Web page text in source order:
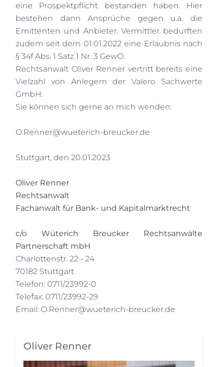
eine Prospektpflicht bestanden haben. Hier
bestehen dann Ansprüche gegen u.a. die
Emittenten und Anbieter. Vermittler bedurften
zudem seit dem 01.01.2022 eine Erlaubnis nach
§ 34f Abs. 1 Satz 1 Nr. 3 GewO.
Rechtsanwalt Oliver Renner vertritt bereits eine
Vielzahl von Anlegern der Valero Sachwerte
GmbH.
Sie können sich gerne an mich wenden:
O.Renner@wueterich-breucker.de
Stuttgart, den 20.01.2023
Oliver Renner
Rechtsanwalt
Fachanwalt für Bank- und Kapitalmarktrecht
c/o Wüterich Breucker Rechtsanwälte
Partnerschaft mbH
Charlottenstr. 22 - 24
70182 Stuttgart
Telefon: 0711/23992-0
Telefax: 0711/23992-29
Email: O.Renner@wueterich-breucker.de
Oliver Renner